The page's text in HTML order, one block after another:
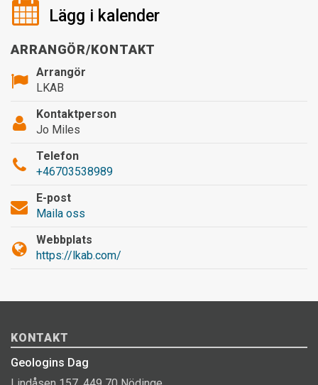
Lägg i kalender
ARRANGÖR/KONTAKT
Arrangör
LKAB
Kontaktperson
Jo Miles
Telefon
+46703538989
E-post
Maila oss
Webbplats
https://lkab.com/
KONTAKT
Geologins Dag